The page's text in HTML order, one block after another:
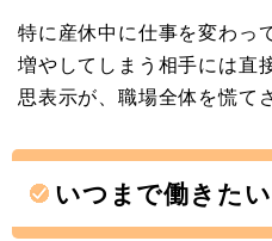
特に産休中に仕事を変わっ
増やしてしまう相手には直
思表示が、職場全体を慌て
いつまで働きたい